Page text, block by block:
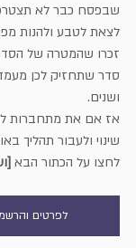
שבפסח כבר לא
לצאת לטבע ולהנות
זכרו שהמטרה של
סדר שתחזיק לכן
ושנים.
אז אם את מתחברות
שינוי ולעבור תהליך
לחצו על הכתור הבא
לפרטים